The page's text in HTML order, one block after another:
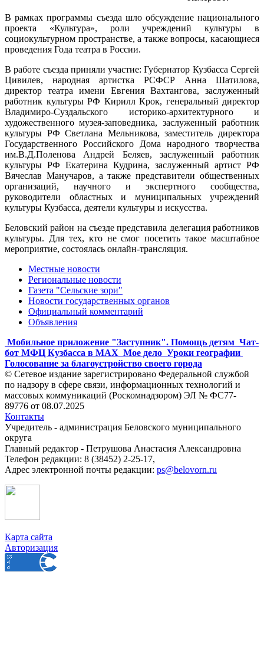
В рамках программы съезда шло обсуждение национального
проекта «Культура», роли учреждений культуры в
социокультурном пространстве, а также вопросы, касающиеся
проведения Года театра в России.
В работе съезда приняли участие: Губернатор Кузбасса Сергей
Цивилев, народная артистка РСФСР Анна Шатилова,
директор театра имени Евгения Вахтангова, заслуженный
работник культуры РФ Кирилл Крок, генеральный директор
Владимиро-Суздальского историко-архитектурного и
художественного музея-заповедника, заслуженный работник
культуры РФ Светлана Мельникова, заместитель директора
Государственного Российского Дома народного творчества
им.В.Д.Поленова Андрей Беляев, заслуженный работник
культуры РФ Екатерина Кудрина, заслуженный артист РФ
Вячеслав Манучаров, а также представители общественных
организаций, научного и экспертного сообщества,
руководители областных и муниципальных учреждений
культуры Кузбасса, деятели культуры и искусства.
Беловский район на съезде представила делегация работников
культуры. Для тех, кто не смог посетить такое масштабное
мероприятие, состоялась онлайн-трансляция.
Местные новости
Региональные новости
Газета "Сельские зори"
Новости государственных органов
Официальный комментарий
Объявления
Мобильное приложение "Заступник". Помощь детям Чат-
бот МФЦ Кузбасса в MAX Мое дело Уроки географии
Голосование за благоустройство своего города
© Сетевое издание зарегистрировано Федеральной службой
по надзору в сфере связи, информационных технологий и
массовых коммуникаций (Роскомнадзором) ЭЛ № ФС77-
89776 от 08.07.2025
Контакты
Учредитель - администрация Беловского муниципального
округа
Главный редактор - Петрушова Анастасия Александровна
Телефон редакции: 8 (38452) 2-25-17,
Адрес электронной почты редакции: ps@belovorn.ru
Карта сайта
Авторизация